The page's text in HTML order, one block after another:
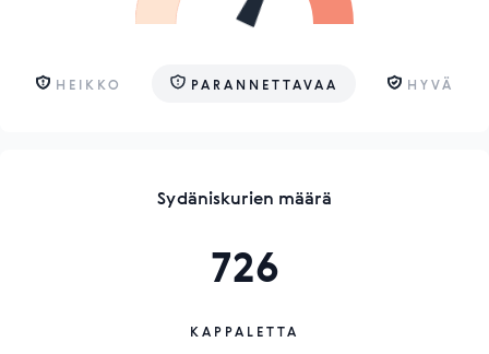
HEIKKO PARANNETTAVAA HYVÄ
Sydäniskurien määrä
726
KAPPALETTA